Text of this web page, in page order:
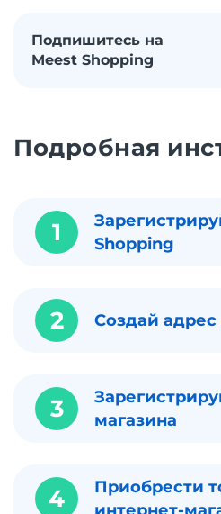
Подпишитесь на
Meest Shopping
Подробная
1
Shopping
2 Создай адрес
3
магазина
4
Приобрести